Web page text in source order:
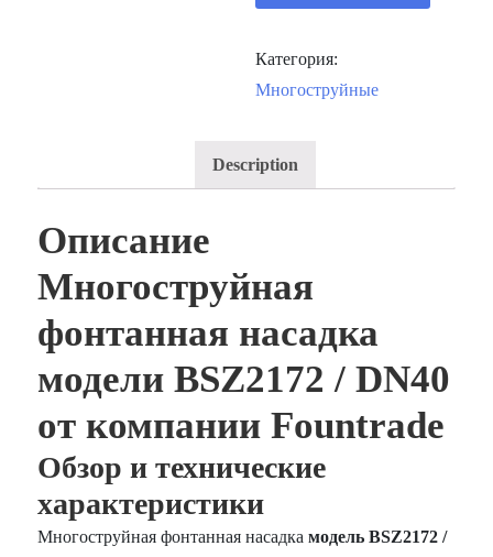
Категория:
Многоструйные
Description
Описание
Многоструйная
фонтанная насадка
модели BSZ2172 / DN40
от компании Fountrade
Обзор и технические
характеристики
Многоструйная фонтанная насадкамодель BSZ2172 /